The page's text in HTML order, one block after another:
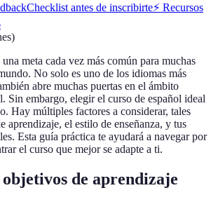
Checklist antes de inscribirte⚡️ Recursos
)
meta cada vez más común para muchas
No solo es uno de los idiomas más
abre muchas puertas en el ámbito
Sin embargo, elegir el curso de español ideal
Hay múltiples factores a considerar, tales
aprendizaje, el estilo de enseñanza, y tus
Esta guía práctica te ayudará a navegar por
el curso que mejor se adapte a ti.
de aprendizaje